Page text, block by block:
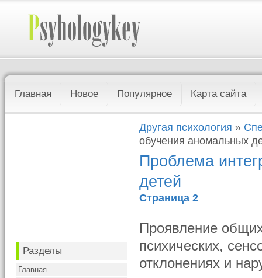
Главная Новое Популярное Карта сайта
Разделы
Главная
Другая психология »
обучения аномальных
Проблема
детей
Страница 2
Проявление
психических,
отклонениях и